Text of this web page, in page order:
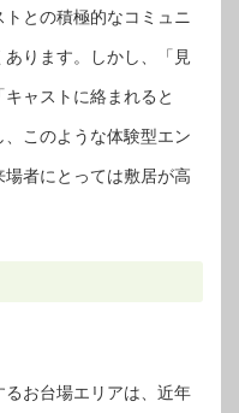
との積極的なコミュニ
ります。しかし、「見
ャストに絡まれると
このような体験型エン
者にとっては敷居が高
お台場エリアは、近年